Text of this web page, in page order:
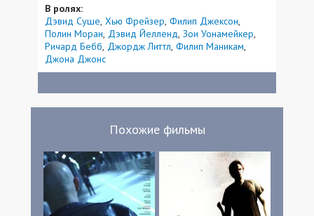
В ролях:
Дэвид Суше Хью Фрейзер Филип Джексон
Полин Моран Дэвид Йелленд Зои Уонамейкер
Ричард Бебб Джордж Литтл Филип Маникам
Джона Джонс
Похожие фильмы